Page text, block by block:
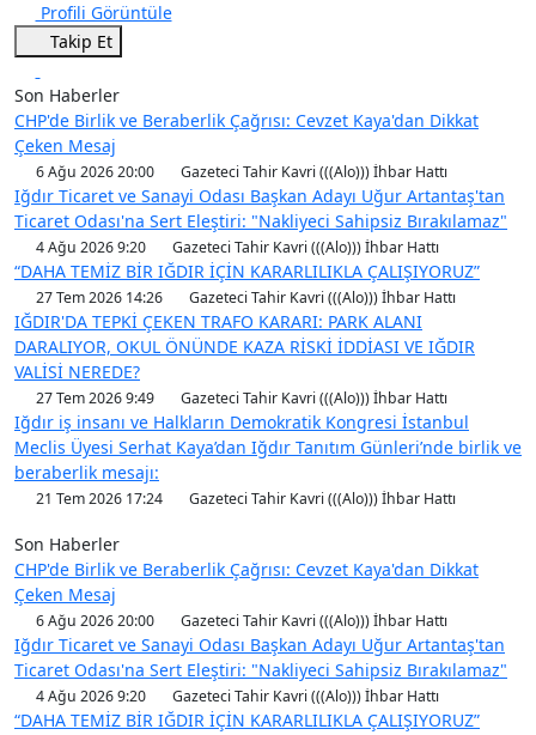
Profili Görüntüle
Takip Et
Son Haberler
CHP'de Birlik ve Beraberlik Çağrısı: Cevzet Kaya'dan Dikkat
Çeken Mesaj
6 Ağu 2026 20:00 Gazeteci Tahir Kavri (((Alo))) İhbar Hattı
Iğdır Ticaret ve Sanayi Odası Başkan Adayı Uğur Artantaş'tan
Ticaret Odası'na Sert Eleştiri: "Nakliyeci Sahipsiz Bırakılamaz"
4 Ağu 2026 9:20 Gazeteci Tahir Kavri (((Alo))) İhbar Hattı
“DAHA TEMİZ BİR IĞDIR İÇİN KARARLILIKLA ÇALIŞIYORUZ”
27 Tem 2026 14:26 Gazeteci Tahir Kavri (((Alo))) İhbar Hattı
IĞDIR'DA TEPKİ ÇEKEN TRAFO KARARI: PARK ALANI
DARALIYOR, OKUL ÖNÜNDE KAZA RİSKİ İDDİASI VE IĞDIR
VALİSİ NEREDE?
27 Tem 2026 9:49 Gazeteci Tahir Kavri (((Alo))) İhbar Hattı
Iğdır iş insanı ve Halkların Demokratik Kongresi İstanbul
Meclis Üyesi Serhat Kaya’dan Iğdır Tanıtım Günleri’nde birlik ve
beraberlik mesajı:
21 Tem 2026 17:24 Gazeteci Tahir Kavri (((Alo))) İhbar Hattı
Son Haberler
CHP'de Birlik ve Beraberlik Çağrısı: Cevzet Kaya'dan Dikkat
Çeken Mesaj
6 Ağu 2026 20:00 Gazeteci Tahir Kavri (((Alo))) İhbar Hattı
Iğdır Ticaret ve Sanayi Odası Başkan Adayı Uğur Artantaş'tan
Ticaret Odası'na Sert Eleştiri: "Nakliyeci Sahipsiz Bırakılamaz"
4 Ağu 2026 9:20 Gazeteci Tahir Kavri (((Alo))) İhbar Hattı
“DAHA TEMİZ BİR IĞDIR İÇİN KARARLILIKLA ÇALIŞIYORUZ”